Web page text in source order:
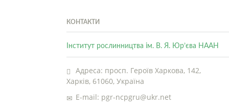
КОНТАКТИ
Інститут рослинництва ім. В. Я. Юр’єва НААН
Адреса: просп. Героїв Харкова, 142,
Харків, 61060, Україна
E-mail: pgr-ncpgru@ukr.net